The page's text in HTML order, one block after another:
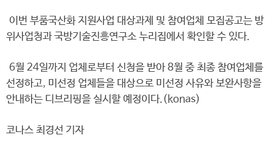
이번 부품국산화 지원사업 대상과제 및 참여업체 모집공고는 방
위사업청과 국방기술진흥연구소 누리집에서 확인할 수 있다.
6월 24일까지 업체로부터 신청을 받아 8월 중 최종 참여업체를
선정하고, 미선정 업체들을 대상으로 미선정 사유와 보완사항을
안내하는 디브리핑을 실시할 예정이다.(konas)
코나스 최경선 기자